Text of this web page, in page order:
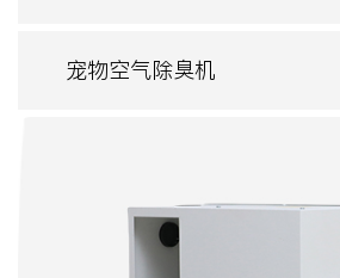
宠物空气除臭机